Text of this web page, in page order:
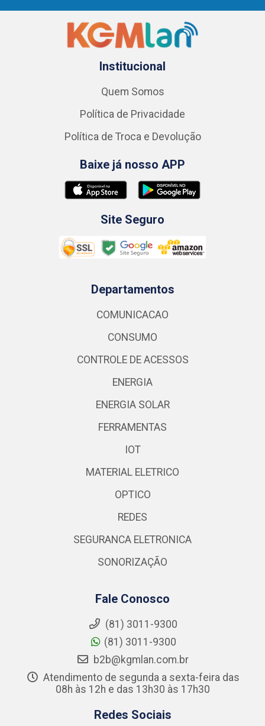
Institucional
Quem Somos
Política de Privacidade
Política de Troca e Devolução
Baixe já nosso APP
Site Seguro
Departamentos
COMUNICACAO
CONSUMO
CONTROLE DE ACESSOS
ENERGIA
ENERGIA SOLAR
FERRAMENTAS
IOT
MATERIAL ELETRICO
OPTICO
REDES
SEGURANCA ELETRONICA
SONORIZAÇÃO
Fale Conosco
(81) 3011-9300
(81) 3011-9300
b2b@kgmlan.com.br
Atendimento de segunda a sexta-feira das
08h às 12h e das 13h30 às 17h30
Redes Sociais